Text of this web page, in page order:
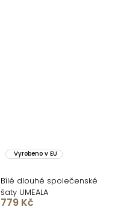
Vyrobeno v EU
Bílé dlouhé společenské
šaty UMEALA
779 Kč